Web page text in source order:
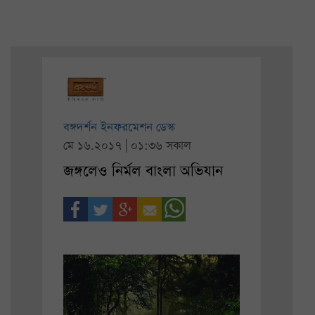
বঙ্গদর্শন ইনফরমেশন ডেস্ক
মে ১৬.২০১৭ | ০১:৩৬ সকাল
জঙ্গলেও নির্মল বাংলা অভিযান